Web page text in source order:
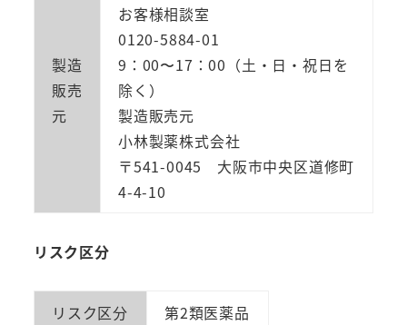
製造
販売
元
お客様相談室
0120-5884-01
9：00〜17：00（土・日・祝日を
除く）
製造販売元
小林製薬株式会社
〒541-0045 大阪市中央区道修町
4-4-10
リスク区分
リスク区分 第2類医薬品